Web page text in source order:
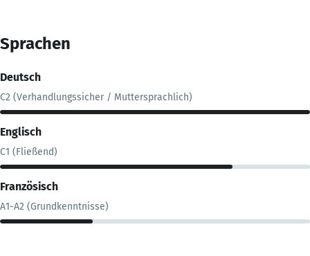
Sprachen
Deutsch
C2 (Verhandlungssicher / Muttersprachlich)
Englisch
C1 (Fließend)
Französisch
A1-A2 (Grundkenntnisse)